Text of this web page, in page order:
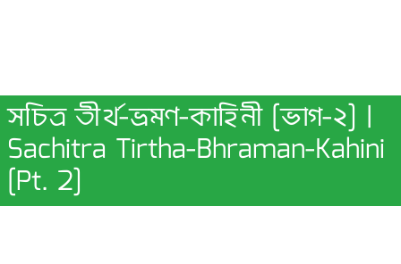
সচিত্র তীর্থ-ভ্রমণ-কাহিনী [ভাগ-২] |
Sachitra Tirtha-Bhraman-Kahini
[Pt. 2]